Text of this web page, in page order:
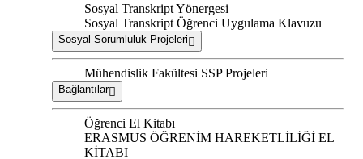
Sosyal Transkript Yönergesi
Sosyal Transkript Öğrenci Uygulama Klavuzu
Sosyal Sorumluluk Projeleri
Mühendislik Fakültesi SSP Projeleri
Bağlantılar
Öğrenci El Kitabı
ERASMUS ÖĞRENİM HAREKETLİLİĞİ EL
KİTABI